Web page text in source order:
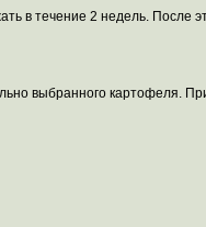
в течение 2 недель.
выбранного картофеля.